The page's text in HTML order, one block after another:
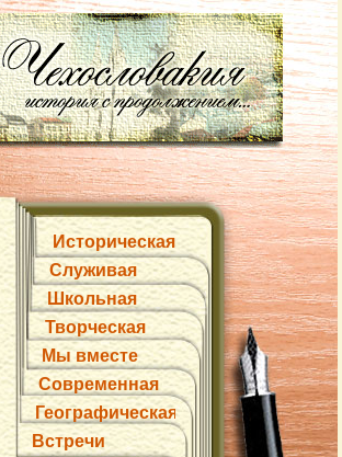
Историческая
Служивая
Школьная
Творческая
Мы вместе
Современная
Географическая
Встречи